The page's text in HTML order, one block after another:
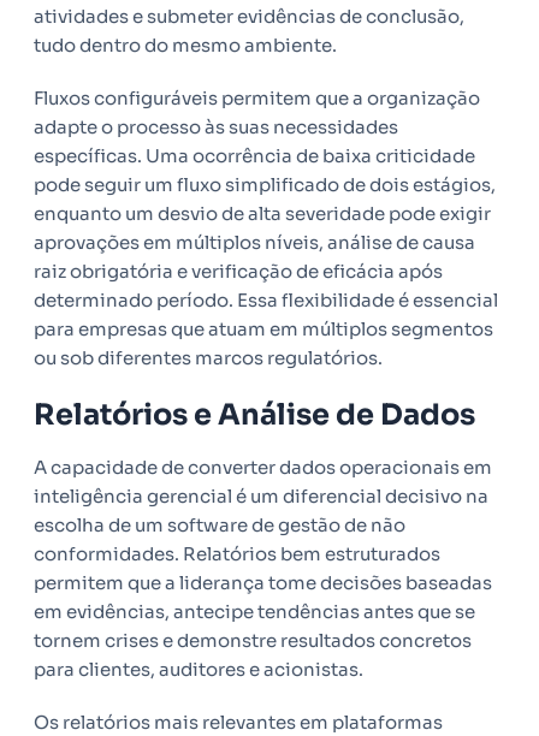
atividades e submeter evidências de conclusão,
tudo dentro do mesmo ambiente.
Fluxos configuráveis permitem que a organização
adapte o processo às suas necessidades
específicas. Uma ocorrência de baixa criticidade
pode seguir um fluxo simplificado de dois estágios,
enquanto um desvio de alta severidade pode exigir
aprovações em múltiplos níveis, análise de causa
raiz obrigatória e verificação de eficácia após
determinado período. Essa flexibilidade é essencial
para empresas que atuam em múltiplos segmentos
ou sob diferentes marcos regulatórios.
Relatórios e Análise de Dados
A capacidade de converter dados operacionais em
inteligência gerencial é um diferencial decisivo na
escolha de um software de gestão de não
conformidades. Relatórios bem estruturados
permitem que a liderança tome decisões baseadas
em evidências, antecipe tendências antes que se
tornem crises e demonstre resultados concretos
para clientes, auditores e acionistas.
Os relatórios mais relevantes em plataformas